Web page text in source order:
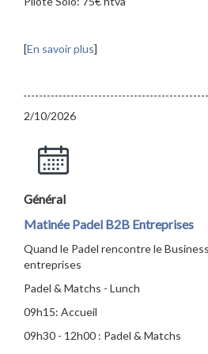
[En savoir plus]
2/10/2026
Général
Matinée Padel B2B Entreprises
Quand le Padel rencontre le
entreprises
Padel & Matchs - Lunch
09h15: Accueil
09h30 - 12h00 : Padel & Matchs